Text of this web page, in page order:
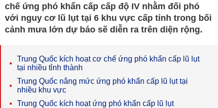
chế ứng phó khẩn cấp cấp độ IV nhằm đối phó
với nguy cơ lũ lụt tại 6 khu vực cấp tỉnh trong bối
cảnh mưa lớn dự báo sẽ diễn ra trên diện rộng.
Trung Quốc kích hoạt cơ chế ứng phó khẩn cấp lũ lụt
tại nhiều tỉnh thành
Trung Quốc nâng mức ứng phó khẩn cấp lũ lụt tại
nhiều khu vực
Trung Quốc kích hoạt ứng phó khẩn cấp lũ lụt